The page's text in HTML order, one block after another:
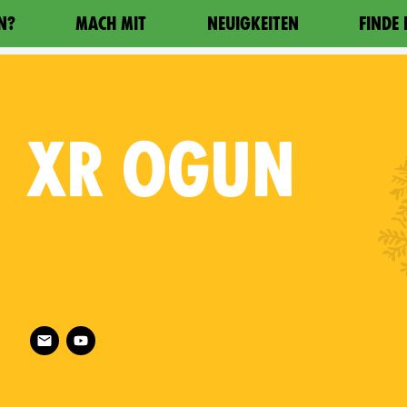
MACH MIT NEUIGKEITEN FINDE
XR OGUN
Follow XR Ogun on
on